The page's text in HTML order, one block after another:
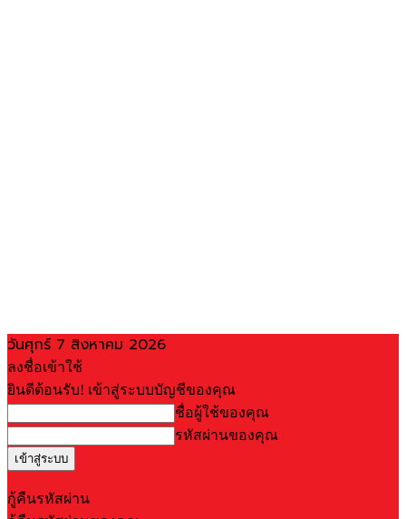
วันศุกร์ 7 สิงหาคม 2026
ลงชื่อเข้าใช้
ยินดีต้อนรับ! เข้าสู่ระบบบัญชีของคุณ
ชื่อผู้ใช้ของคุณ
รหัสผ่านของคุณ
กู้คืนรหัสผ่าน